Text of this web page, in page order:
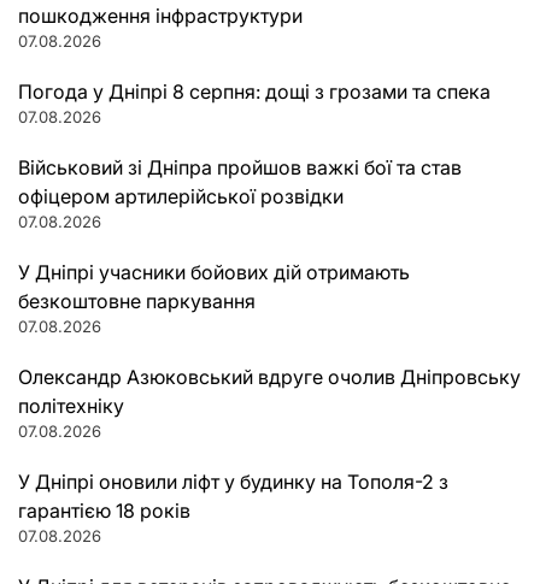
пошкодження інфраструктури
07.08.2026
Погода у Дніпрі 8 серпня: дощі з грозами та спека
07.08.2026
Військовий зі Дніпра пройшов важкі бої та став
офіцером артилерійської розвідки
07.08.2026
У Дніпрі учасники бойових дій отримають
безкоштовне паркування
07.08.2026
Олександр Азюковський вдруге очолив Дніпровську
політехніку
07.08.2026
У Дніпрі оновили ліфт у будинку на Тополя-2 з
гарантією 18 років
07.08.2026